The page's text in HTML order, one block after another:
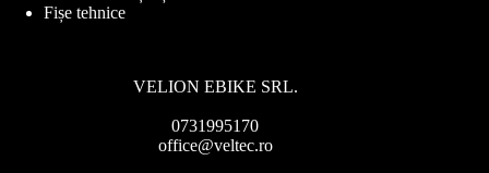
Fișe tehnice
VELION EBIKE SRL.
0731995170
office@veltec.ro